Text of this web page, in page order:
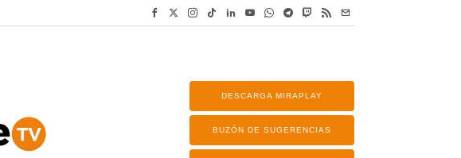
DESCARGA MIRAPLAY
BUZÓN DE SUGERENCIAS